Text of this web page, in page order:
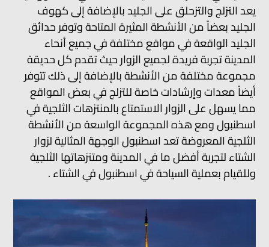
يعد التزلج والتزحلق على الجليد بالإضافة إلى كهوف
الجليد بعضاً من الأنشطة المثيرة المتاحة وتوفر حدائق
الجليد الواقعة في مواقع مختلفة في جميع أنحاء
المدينة تجربة فريدة لجميع الزوار حيث تقدم كل حديقة
مجموعة مختلفة من الأنشطة بالإضافة إلى ذلك تتوفر
أيضاً معدات وإرشادات خاصة للتزلج في بعض المواقع
مما يسهل على الزوار الاستمتاع بالمنتزهات الثلجية في
اسطنبول ومع هذه المجموعة الواسعة من الأنشطة
الثلجية المعروضة تعد اسطنبول الوجهة المثالية لزوار
الشتاء لتجربة أفضل ما في المدينة ومتنزهاتها الثلجية
وللقيام بعملية السياحة في اسطنبول في الشتاء .